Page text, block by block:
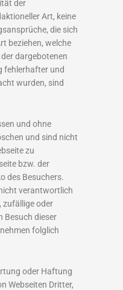
der
Art, keine
die sich
beziehen, welche
dargebotenen
fehlerhafter und
wurden, sind
und ohne
und sind nicht
zu
bzw. der
des Besuchers.
verantwortlich
zufällige oder
Besuch dieser
folglich
oder Haftung
Webseiten Dritter,